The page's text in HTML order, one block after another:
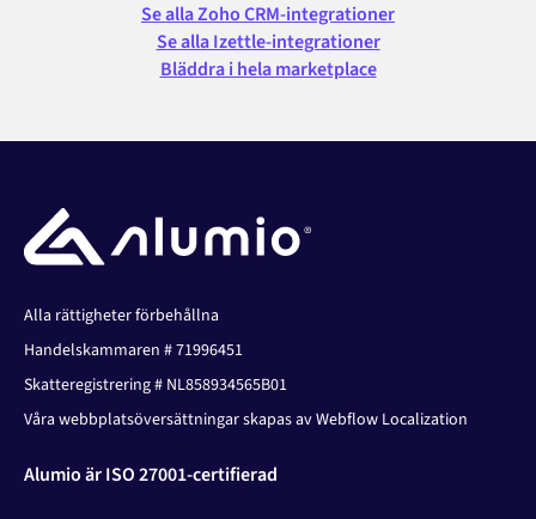
Se alla Zoho CRM-integrationer
Se alla Izettle-integrationer
Bläddra i hela marketplace
Alla rättigheter förbehållna
Handelskammaren # 71996451
Skatteregistrering # NL858934565B01
Våra webbplatsöversättningar skapas av Webflow Localization
Alumio är ISO 27001-certifierad